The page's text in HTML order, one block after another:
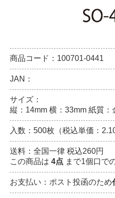
商品コード：100701-0441
JAN：
サイズ：
縦：14mm 横：33mm 紙質：
入数：500枚（税込単価：
送料：全国一律 税込260円
この商品は 4点 まで1個口で
お支払い：ポスト投函のため